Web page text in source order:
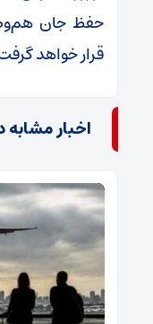
حفظ جان
قرار خواهد
اخبار مشابه